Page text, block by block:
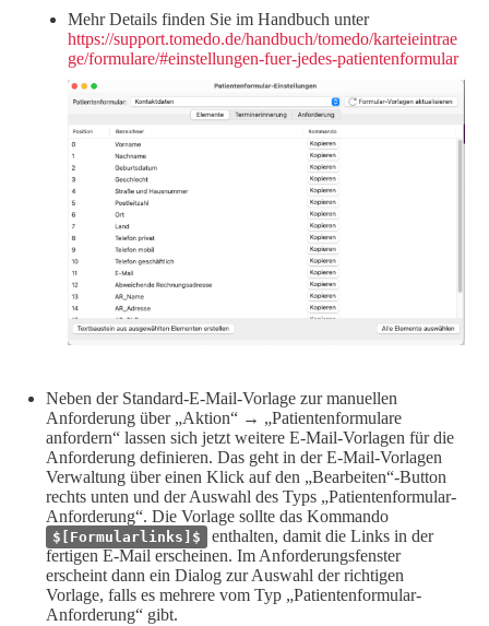
Mehr Details finden Sie im Handbuch unter
https://support.tomedo.de/handbuch/tomedo/karteieintrae
ge/formulare/#einstellungen-fuer-jedes-patientenformular
Neben der Standard-E-Mail-Vorlage zur manuellen
Anforderung über „Aktion“ → „Patientenformulare
anfordern“ lassen sich jetzt weitere E-Mail-Vorlagen für die
Anforderung definieren. Das geht in der E-Mail-Vorlagen
Verwaltung über einen Klick auf den „Bearbeiten“-Button
rechts unten und der Auswahl des Typs „Patientenformular-
Anforderung“. Die Vorlage sollte das Kommando
$[Formularlinks]$
enthalten, damit die Links in der
fertigen E-Mail erscheinen. Im Anforderungsfenster
erscheint dann ein Dialog zur Auswahl der richtigen
Vorlage, falls es mehrere vom Typ „Patientenformular-
Anforderung“ gibt.